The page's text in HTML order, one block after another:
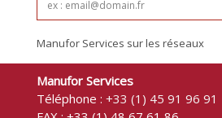
Manufor Services sur les réseaux
Manufor Services
Téléphone : +33 (1) 45 91 96 91